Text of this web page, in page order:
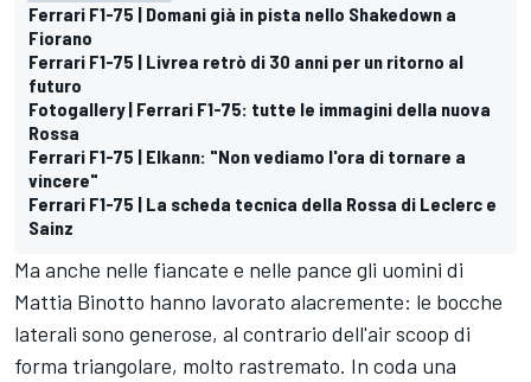
Ferrari F1-75 | Domani già in pista nello Shakedown a
Fiorano
Ferrari F1-75 | Livrea retrò di 30 anni per un ritorno al
futuro
Fotogallery | Ferrari F1-75: tutte le immagini della nuova
Rossa
Ferrari F1-75 | Elkann: "Non vediamo l'ora di tornare a
vincere"
Ferrari F1-75 | La scheda tecnica della Rossa di Leclerc e
Sainz
Ma anche nelle fiancate e nelle pance gli uomini di
Mattia Binotto hanno lavorato alacremente: le bocche
laterali sono generose, al contrario dell'air scoop di
forma triangolare, molto rastremato. In coda una